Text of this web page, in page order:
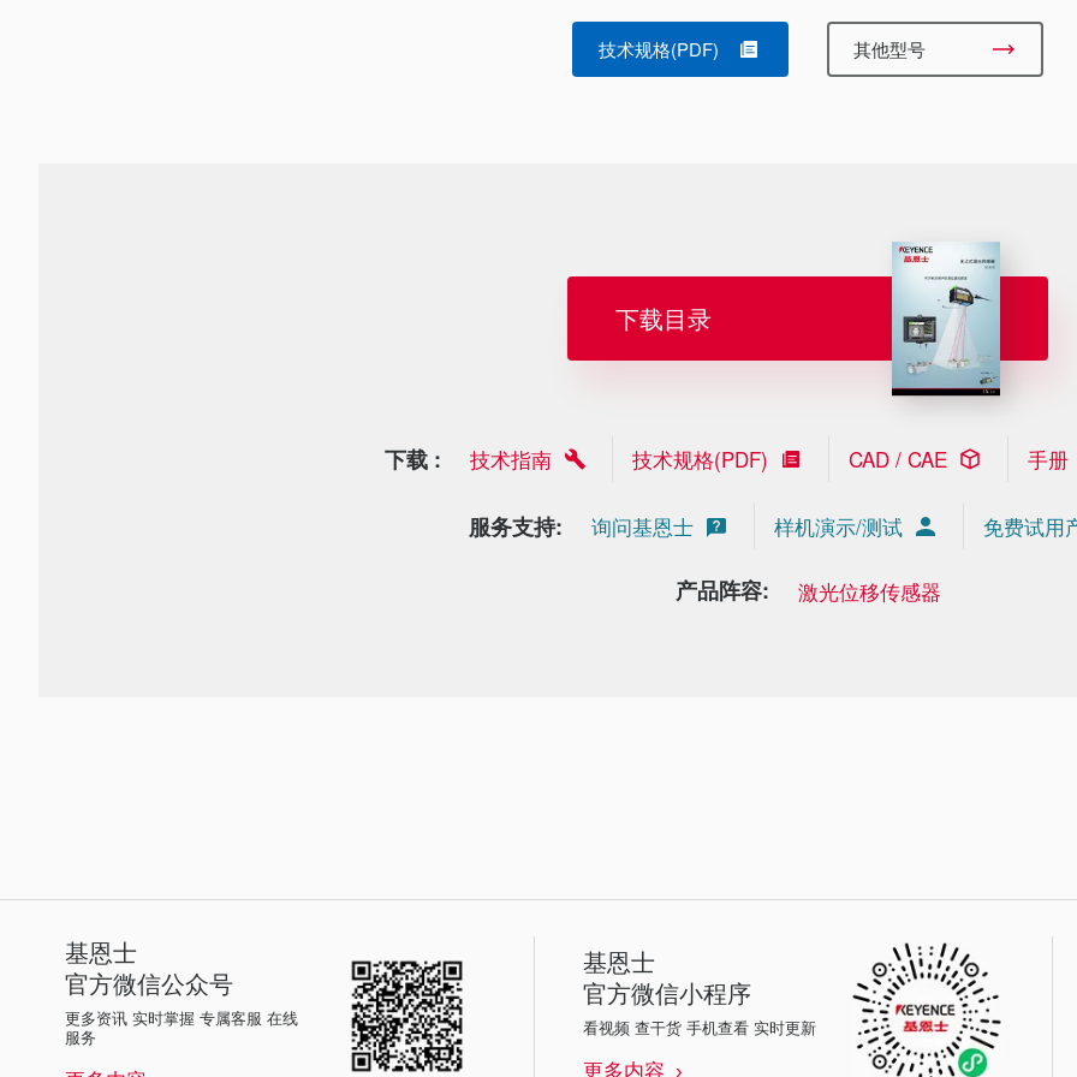
技术规格(PDF) 其他型号
下载目录
下载 : 技术指南 技术规格(PDF) CAD / CAE 手册
服务支持: 询问基恩士 样机演示/测试 免费试用
产品阵容: 激光位移传感器
基恩士
官方微信公众号
更多资讯 实时掌握 专属客服 在线
服务
基恩士
官方微信小程序
看视频 查干货 手机查看 实时更新
更多内容